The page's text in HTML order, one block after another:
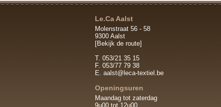
Le.Ca Aalst
Molenstraat 56 - 58
9300 Aalst
[Bekijk de route]
T. 053/21 35 15
F. 053/77 79 38
E. aalst@leca-textiel.be
Openingsuren
Maandag tot zaterdag
9u00 tot 12u00